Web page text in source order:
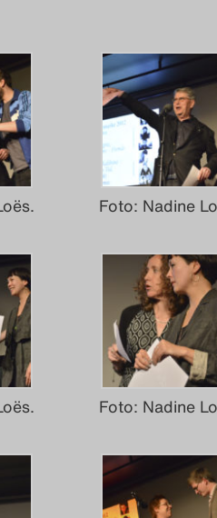
Foto: Nadine
Foto: Nadine